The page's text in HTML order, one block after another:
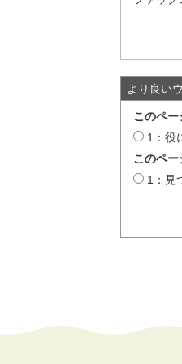
より良い
このペー
1：役
このペー
1：見